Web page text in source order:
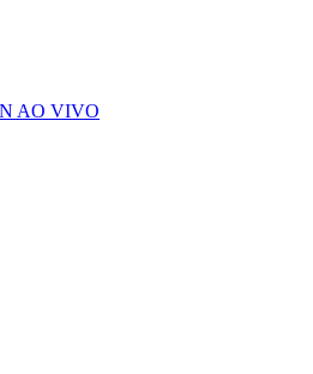
AO VIVO